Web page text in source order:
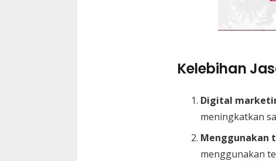
Kelebihan
Digital
meningkatkan
Menggunakan
menggunakan